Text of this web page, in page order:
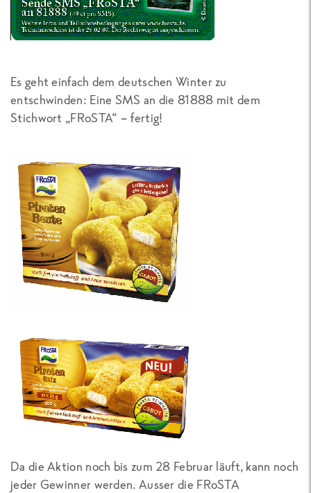
Es geht einfach dem deutschen Winter zu
entschwinden: Eine SMS an die 81888 mit dem
Stichwort „FRoSTA“ – fertig!
Da die Aktion noch bis zum 28 Februar läuft, kann noch
jeder Gewinner werden. Ausser die FRoSTA